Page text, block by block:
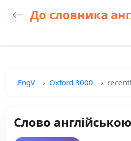
До словника
EngV Oxford 3000
Слово